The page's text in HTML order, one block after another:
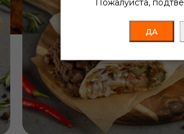
Пожалуйста,
ДА